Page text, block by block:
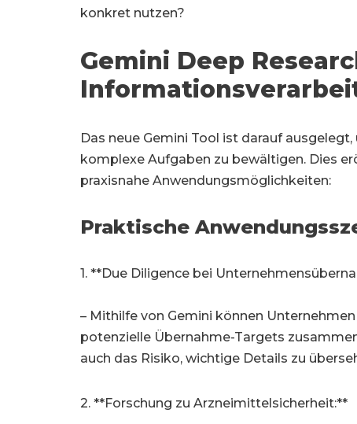
konkret nutzen?
Gemini Deep
Das neue Gemini Tool ist darauf
komplexe Aufgaben zu bewältigen. Dies
praxisnahe Anwendungsmöglichkeiten:
Praktische
1. **Due Diligence bei
– Mithilfe von Gemini können
potenzielle Übernahme-Targets
auch das Risiko, wichtige Details zu
2. **Forschung zu Arzneimittelsicherheit:**